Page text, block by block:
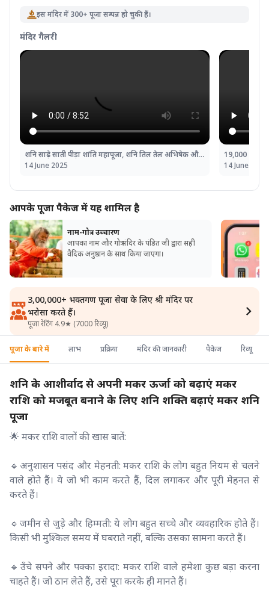
इस मंदिर में 300+ पूजा सम्पन्न हो चुकी हैं।
मंदिर गैलरी
शनि साढ़े साती पीड़ा शांति महापूजा, शनि तिल तेल अभिषेक और महादशा शांति महापूजा
14 June 2025
14 June 2025
आपके पूजा पैकेज में यह शामिल है
नाम-गोत्र उच्चारण
आपका नाम और गोत्र मंदिर के पंडित जी द्वारा सही
वैदिक अनुष्ठान के साथ किया जाएगा।
3,00,000+ भक्तगण पूजा सेवा के लिए श्री मंदिर पर
भरोसा करते हैं।
पूजा रेटिंग 4.9★ (7000 रिव्यू)
पूजा के बारे में लाभ प्रक्रिया मंदिर की जानकारी पैकेज रिव्यू
शनि के आशीर्वाद से अपनी मकर ऊर्जा को बढ़ाएं मकर
राशि को मजबूत बनाने के लिए शनि शक्ति बढ़ाएं मकर शनि
पूजा
🌟 मकर राशि वालों की खास बातें:
🔹अनुशासन पसंद और मेहनती: मकर राशि के लोग बहुत नियम से चलने
वाले होते हैं। ये जो भी काम करते हैं, दिल लगाकर और पूरी मेहनत से
करते हैं।
🔹जमीन से जुड़े और हिम्मती: ये लोग बहुत सच्चे और व्यवहारिक होते हैं।
किसी भी मुश्किल समय में घबराते नहीं, बल्कि उसका सामना करते हैं।
🔹उँचे सपने और पक्का इरादा: मकर राशि वाले हमेशा कुछ बड़ा करना
चाहते हैं। जो ठान लेते हैं, उसे पूरा करके ही मानते हैं।